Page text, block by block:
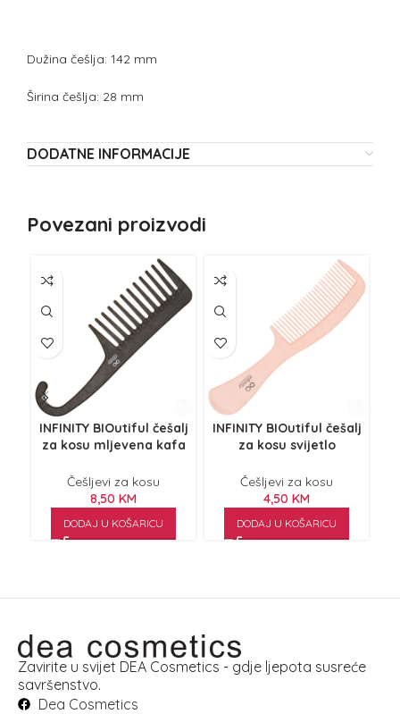
Dužina češlja: 142 mm
Širina češlja: 28 mm
DODATNE INFORMACIJE
Povezani proizvodi
INFINITY BIOutiful češalj
za kosu mljevena kafa
Češljevi za kosu
8,50 KM
DODAJ U KOŠARICU
INFINITY BIOutiful češalj
za kosu svijetlo
Češljevi za kosu
4,50 KM
DODAJ U KOŠARICU
Zavirite u svijet DEA Cosmetics - gdje ljepota susreće
savršenstvo.
Dea Cosmetics